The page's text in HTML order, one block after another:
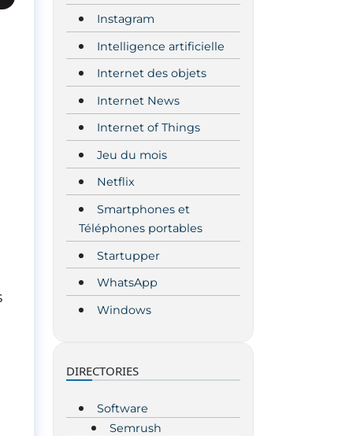
Instagram
Intelligence artificielle
Internet des objets
Internet News
Internet of Things
Jeu du mois
Netflix
Smartphones et
Téléphones portables
Startupper
WhatsApp
Windows
DIRECTORIES
Software
Semrush